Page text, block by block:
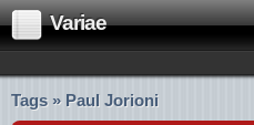
Variae
Tags » Paul Jorioni